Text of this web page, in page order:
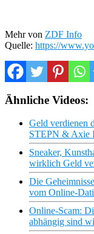
Mehr von ZDF Info
Quelle: https://
Ähnliche Videos:
Geld verdienen
STEPN & Axie
Sneaker,
wirklich Geld
Die
vom Online-
Online-Scam:
abhängig sind